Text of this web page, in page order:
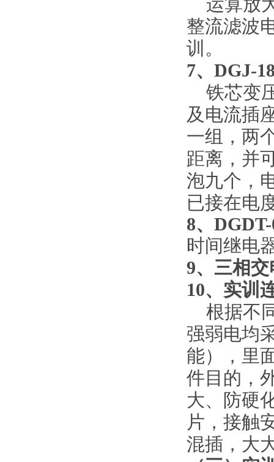
运算放
整流滤波
训。
7、 DGJ-
铁芯变
及电流插
一组，两
距离，并
泡九个，
已接在电
8、
时间继电
9、 三相交
10、实训
根据不
强弱电均
能），里
件目的，
大、防硬
片，接触
混插，大